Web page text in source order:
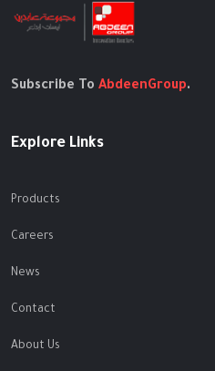
Subscribe To AbdeenGroup.
Explore Links
Products
Careers
News
Contact
About Us